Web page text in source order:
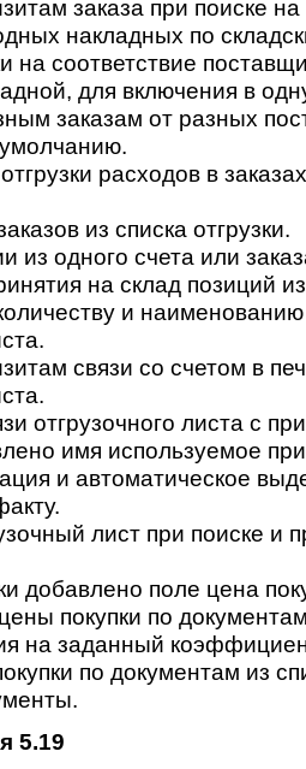
заказа при поиске
накладных по
на соответствие
для включения в
заказам от разных
расходов в
из списка отгрузки.
из одного счета или
на склад позиций из
и
связи со счетом в
отгрузочного листа с
имя используемое
и автоматическое
лист при поиске и
добавлено поле цена
покупки по документам
на заданный
по документам из
5.19